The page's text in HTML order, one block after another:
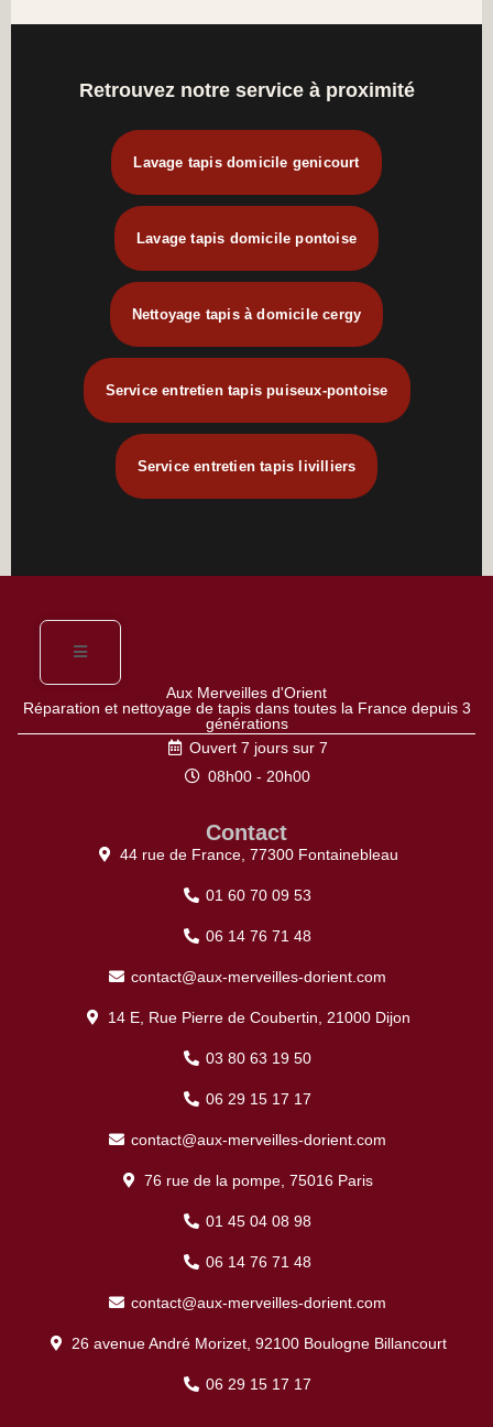
Retrouvez notre service à proximité
Lavage tapis domicile genicourt
Lavage tapis domicile pontoise
Nettoyage tapis à domicile cergy
Service entretien tapis puiseux-pontoise
Service entretien tapis livilliers
Aux Merveilles d'Orient
Réparation et nettoyage de tapis dans toutes la France depuis 3
générations
Ouvert 7 jours sur 7
08h00 - 20h00
Contact
44 rue de France, 77300 Fontainebleau
01 60 70 09 53
06 14 76 71 48
contact@aux-merveilles-dorient.com
14 E, Rue Pierre de Coubertin, 21000 Dijon
03 80 63 19 50
06 29 15 17 17
contact@aux-merveilles-dorient.com
76 rue de la pompe, 75016 Paris
01 45 04 08 98
06 14 76 71 48
contact@aux-merveilles-dorient.com
26 avenue André Morizet, 92100 Boulogne Billancourt
06 29 15 17 17